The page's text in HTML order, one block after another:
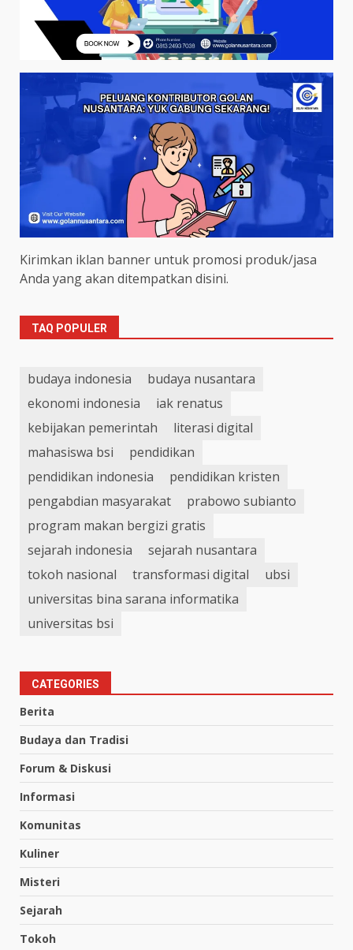
Kirimkan iklan banner untuk promosi produk/jasa
Anda yang akan ditempatkan disini.
TAQ POPULER
budaya indonesia
budaya nusantara
ekonomi indonesia
iak renatus
kebijakan pemerintah
literasi digital
mahasiswa bsi
pendidikan
pendidikan indonesia
pendidikan kristen
pengabdian masyarakat
prabowo subianto
program makan bergizi gratis
sejarah indonesia
sejarah nusantara
tokoh nasional
transformasi digital
ubsi
universitas bina sarana informatika
universitas bsi
CATEGORIES
Berita
Budaya dan Tradisi
Forum & Diskusi
Informasi
Komunitas
Kuliner
Misteri
Sejarah
Tokoh